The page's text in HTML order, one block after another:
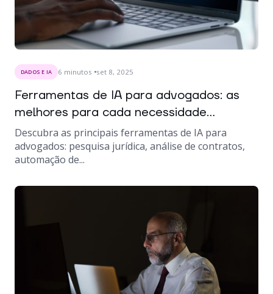
DADOS E IA 6 minutos set 8, 2025
Ferramentas de IA para advogados: as
melhores para cada necessidade...
Descubra as principais ferramentas de IA para
advogados: pesquisa jurídica, análise de contratos,
automação de...